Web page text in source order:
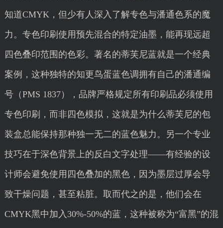
知道CMYK，但少有人深入了解专色与潘通色系的魔
力。专色印刷使用预先混合的特定油墨，能再现远超
四色叠印范围的色彩。著名的蒂芙尼蓝就是一个经典
案例，这种独特的知更鸟蛋蓝色调拥有自己的潘通编
号（PMS 1837），品牌严格规定所有印刷品必须使用
专色印刷，而非四色模拟，这就是为什么蒂芙尼的包
装盒总能保持那种独一无二的蓝色魅力。另一个专业
技巧在于深色背景上的反白文字处理——有经验的设
计师会避免使用四色叠加的黑色，因为墨层过厚会导
致干燥问题，甚至粘脏。取而代之的是，他们会在
CMYK黑中加入30%-50%的蓝，这种被称为“富黑”的混